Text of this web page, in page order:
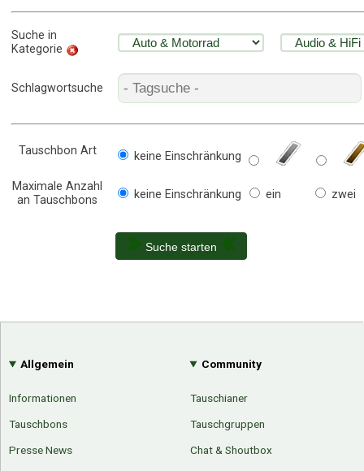
Suche in
Kategorie
Schlagwortsuche
Tauschbon Art keine Einschränkung
Maximale Anzahl
an Tauschbons
keine Einschränkung ein zwei
Suche starten
Allgemein
Informationen
Tauschbons
Presse News
Community
Tauschianer
Tauschgruppen
Chat & Shoutbox